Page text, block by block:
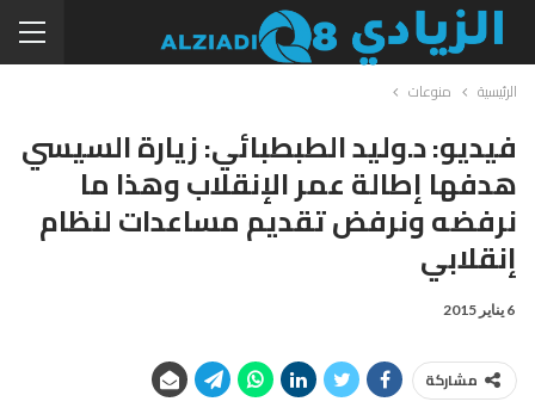
الرئيسية منوعات
فيديو: د.وليد الطبطبائي: زيارة السيسي
هدفها إطالة عمر الإنقلاب وهذا ما
نرفضه ونرفض تقديم مساعدات لنظام
إنقلابي
6 يناير 2015
مشاركة